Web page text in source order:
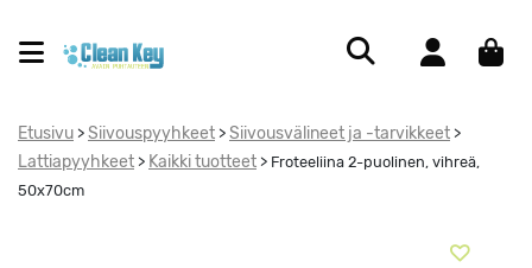
Etusivu > Siivouspyyhkeet > Siivousvälineet ja -tarvikkeet >
Lattiapyyhkeet > Kaikki tuotteet > Froteeliina 2-puolinen, vihreä,
50x70cm